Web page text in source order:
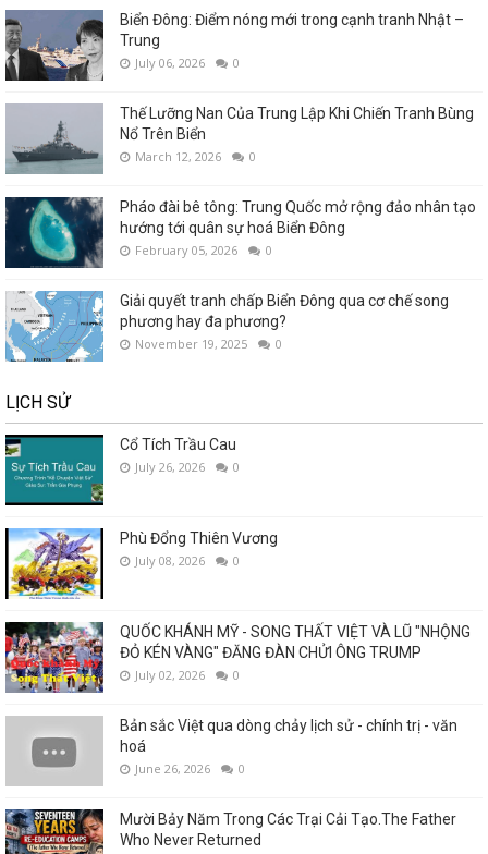
Biển Đông: Điểm nóng mới trong cạnh tranh Nhật –
Trung
July 06, 2026 0
Thế Lưỡng Nan Của Trung Lập Khi Chiến Tranh Bùng
Nổ Trên Biển
March 12, 2026 0
Pháo đài bê tông: Trung Quốc mở rộng đảo nhân tạo
hướng tới quân sự hoá Biển Đông
February 05, 2026 0
Giải quyết tranh chấp Biển Đông qua cơ chế song
phương hay đa phương?
November 19, 2025 0
LỊCH SỬ
Cổ Tích Trầu Cau
July 26, 2026 0
Phù Đổng Thiên Vương
July 08, 2026 0
QUỐC KHÁNH MỸ - SONG THẤT VIỆT VÀ LŨ "NHỘNG
ĐỎ KÉN VÀNG" ĐĂNG ĐÀN CHỬI ÔNG TRUMP
July 02, 2026 0
Bản sắc Việt qua dòng chảy lịch sử - chính trị - văn
hoá
June 26, 2026 0
Mười Bảy Năm Trong Các Trại Cải Tạo.The Father
Who Never Returned